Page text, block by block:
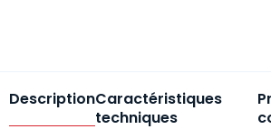
DescriptionCaractéristiques
techniques